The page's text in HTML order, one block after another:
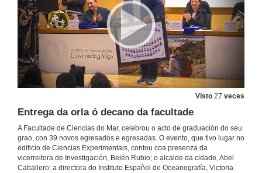
Visto 27 veces
Entrega da orla ó decano da facultade
A Facultade de Ciencias do Mar, celebrou o acto de graduación do seu
grao, con 39 novos egresados e egresadas. O evento, que tivo lugar no
edificio de Ciencias Experimentais, contou coa presenza da
vicerreitora de Investigación, Belén Rubio; o alcalde da cidade, Abel
Caballero; a directora do Instituto Español de Oceanografía, Victoria